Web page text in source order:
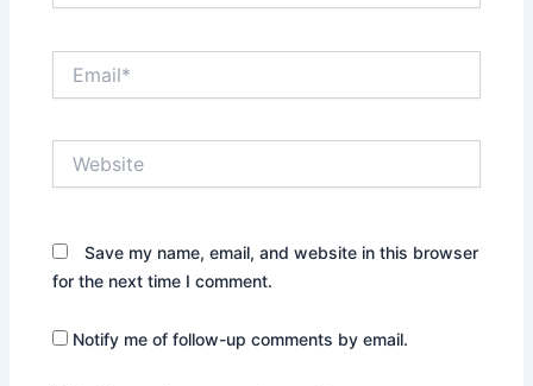
Save my name, email, and website in this browser
for the next time I comment.
Notify me of follow-up comments by email.